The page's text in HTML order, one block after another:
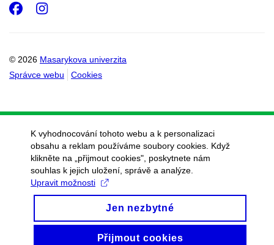
© 2026 Masarykova univerzita
Správce webu
Cookies
Facebook
Instagram
K vyhodnocování tohoto webu a k personalizaci
obsahu a reklam používáme soubory cookies. Když
klikněte na „přijmout cookies", poskytnete nám
souhlas k jejich uložení, správě a analýze.
Upravit možnosti
Jen nezbytné
Přijmout cookies